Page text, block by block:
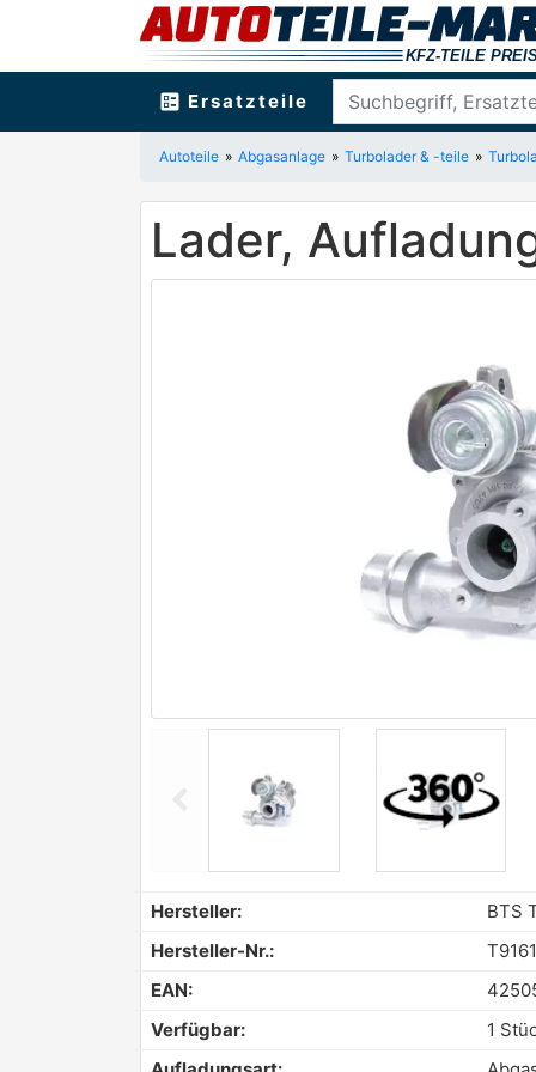
ballot Ersatzteile
Autoteile Abgasanlage Turbolader & -teile
Lader,
Previous
Hersteller: BTS
Hersteller-Nr.:
EAN:
Verfügbar:
1